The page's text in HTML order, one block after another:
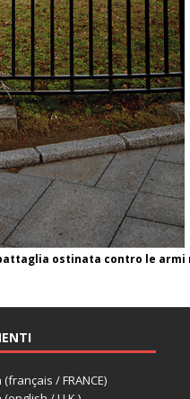
ostinata contro le armi
(français / FRANCE)